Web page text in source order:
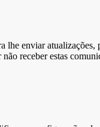
lhe enviar
receber estas